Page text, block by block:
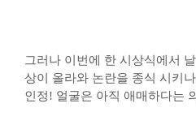
그러나 이번에 한 시상식에서
상이 올라와 논란을 종식 시키
인정! 얼굴은 아직 애매하다는